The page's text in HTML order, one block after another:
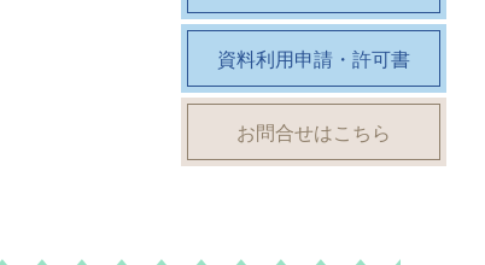
資料利用申請・許可書
お問合せはこちら